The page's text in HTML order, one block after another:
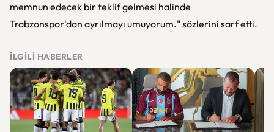
memnun edecek bir teklif gelmesi halinde
Trabzonspor'dan ayrılmayı umuyorum." sözlerini sarf etti.
İLGILI HABERLER